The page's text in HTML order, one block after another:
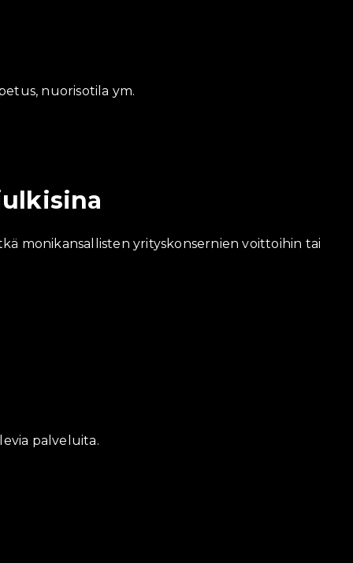
nuorisotila ym.
monikansallisten yrityskonsernien voittoihin tai
palveluita.